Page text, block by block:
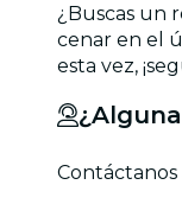
¿Buscas un
cenar en el
esta vez,
Contáctanos